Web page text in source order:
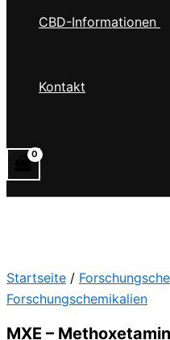
CBD-Informationen
Kontakt
Startseite /
Forschungschemikalien
MXE – Methoxetamin